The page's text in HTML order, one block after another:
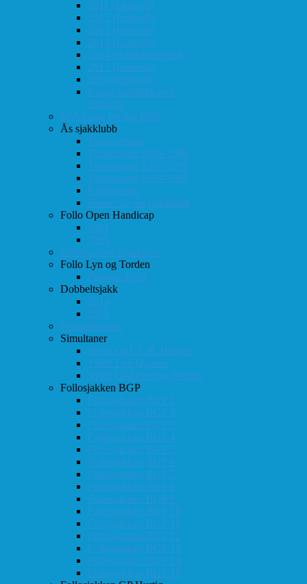
2011 (Eidsvoll)
2012 (Eidsvoll)
2013 (Eidsvoll)
2014 (Eidsvoll)
2014 (Rokaden/NSSF)
2015 (Eidsvoll)
2016 (Eidsvoll)
Kamp-statistikk mot
Eidsvoll
NM-finale for lag 1998
Ås sjakklubb
Totaloversikt
Turneringer 1981-1986
Turneringer 1987-1991
Turneringer 1992-1996
Klubbaviser
Partier fra Ås sjakklubb
Follo Open Handicap
2001
1999
Klubbavisen Sjakkalen
Follo Lyn og Torden
Februar 2013
Dobbeltsjakk
2014
2015
Østlandsserien
Simultaner
2016: GM T. R. Hansen
1999: Leif Øgaard
1996: GM Predrag Nikolic
Follosjakken BGP
Follosjakken BGP 1
Follosjakken BGP 2
Follosjakken BGP 3
Follosjakken BGP 4
Follosjakken BGP 5
Follosjakken BGP 6
Follosjakken BGP 7
Follosjakken BGP 8
Follosjakken BGP 9
Follosjakken BGP 10
Follosjakken BGP 11
Follosjakken BGP 12
Follosjakken BGP 13
Follosjakken BGP 14
Follosjakken BGP 15